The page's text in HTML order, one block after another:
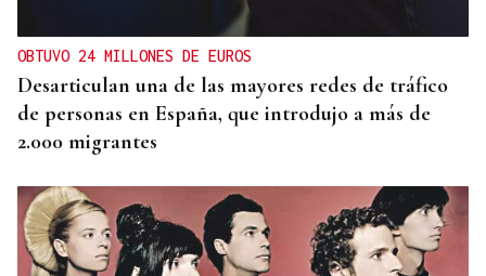
OBTUVO 24 MILLONES DE EUROS
Desarticulan una de las mayores redes de tráfico
de personas en España, que introdujo a más de
2.000 migrantes